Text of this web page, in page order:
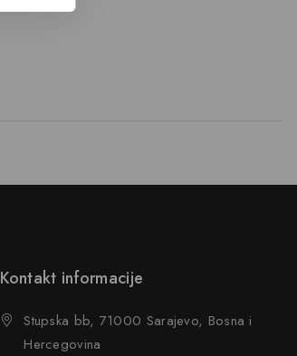
Kontakt informacije
Stupska bb, 71000 Sarajevo, Bosna i
Hercegovina